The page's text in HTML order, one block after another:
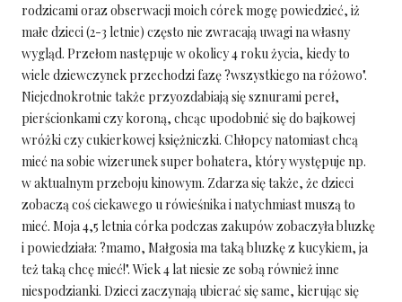
rodzicami oraz obserwacji moich córek mogę powiedzieć, iż
małe dzieci (2-3 letnie) często nie zwracają uwagi na własny
wygląd. Przełom następuje w okolicy 4 roku życia, kiedy to
wiele dziewczynek przechodzi fazę ?wszystkiego na różowo".
Niejednokrotnie także przyozdabiają się sznurami pereł,
pierścionkami czy koroną, chcąc upodobnić się do bajkowej
wróżki czy cukierkowej księżniczki. Chłopcy natomiast chcą
mieć na sobie wizerunek super bohatera, który występuje np.
w aktualnym przeboju kinowym. Zdarza się także, że dzieci
zobaczą coś ciekawego u rówieśnika i natychmiast muszą to
mieć. Moja 4,5 letnia córka podczas zakupów zobaczyła bluzkę
i powiedziała: ?mamo, Małgosia ma taką bluzkę z kucykiem, ja
też taką chcę mieć!". Wiek 4 lat niesie ze sobą również inne
niespodzianki. Dzieci zaczynają ubierać się same, kierując się